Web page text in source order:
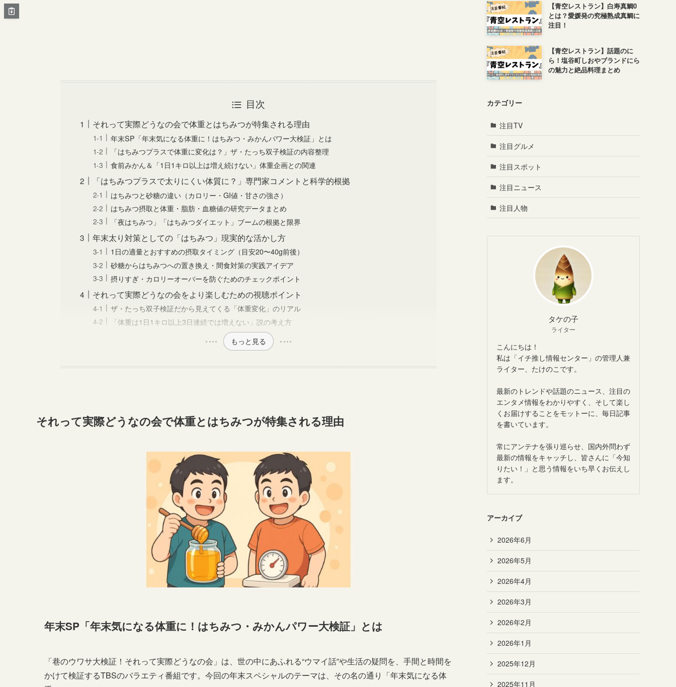
目次
それって実際どうなの会で体重とはちみつが特集される理由
年末SP「年末気になる体重に！はちみつ・みかんパワー大検証」とは
「はちみつプラスで体重に変化は？」ザ・たっち双子検証の内容整理
食前みかん＆「1日1キロ以上は増え続けない」体重企画との関連
「はちみつプラスで太りにくい体質に？」専門家コメントと科学的根拠
はちみつと砂糖の違い（カロリー・GI値・甘さの強さ）
はちみつ摂取と体重・脂肪・血糖値の研究データまとめ
「夜はちみつ」「はちみつダイエット」ブームの根拠と限界
年末太り対策としての「はちみつ」現実的な活かし方
1日の適量とおすすめの摂取タイミング（目安20〜40g前後）
砂糖からはちみつへの置き換え・間食対策の実践アイデア
摂りすぎ・カロリーオーバーを防ぐためのチェックポイント
それって実際どうなの会をより楽しむための視聴ポイント
ザ・たっち双子検証だから見えてくる「体重変化」のリアル
「体重は1日1キロ以上3日連続では増えない」説の考え方
もっと見る
それって実際どうなの会で体重とはちみつが特集される理由
年末SP「年末気になる体重に！はちみつ・みかんパワー大検証」とは
「巷のウワサ大検証！それって実際どうなの会」は、世の中にあふれる“ウマイ話”や生活の疑問を、手間と時間を
かけて検証するTBSのバラエティ番組です。今回の年末スペシャルのテーマは、その名の通り「年末気になる体
【青空レストラン】白寿真鯛0
とは？愛媛発の究極熟成真鯛に
注目！
【青空レストラン】話題のに
ら！塩谷町しおやブランドにら
の魅力と絶品料理まとめ
カテゴリー
注目TV
注目グルメ
注目スポット
注目ニュース
注目人物
タケの子
ライター
こんにちは！
私は「イチ推し情報センター」の管理人兼
ライター、たけのこです。
最新のトレンドや話題のニュース、注目の
エンタメ情報をわかりやすく、そして楽し
くお届けすることをモットーに、毎日記事
を書いています。
常にアンテナを張り巡らせ、国内外問わず
最新の情報をキャッチし、皆さんに「今知
りたい！」と思う情報をいち早くお伝えし
ます。
アーカイブ
2026年6月
2026年5月
2026年4月
2026年3月
2026年2月
2026年1月
2025年12月
2025年11月